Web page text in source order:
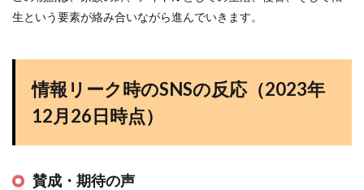
生という要素が絡み合いながら進んでいきます。
情報リーク時のSNSの反応（2023年
12月26日時点）
賛成・期待の声